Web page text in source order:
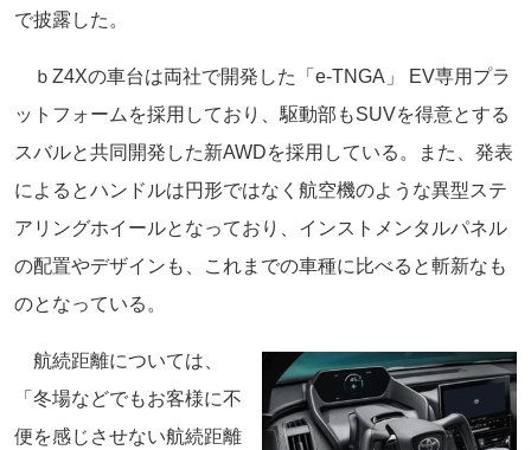
で披露した。
ｂZ4Xの車台は両社で開発した「e-TNGA」 EV専用プラ
ットフォームを採用しており、駆動部もSUVを得意とする
スバルと共同開発した新AWDを採用している。また、発表
によるとハンドルは円形ではなく航空機のような異型ステ
アリングホイールとなっており、インストメンタルパネル
の配置やデザインも、これまでの車種に比べると斬新なも
のとなっている。
航続距離については、
「冬場などでもお客様に不
便を感じさせない航続距離